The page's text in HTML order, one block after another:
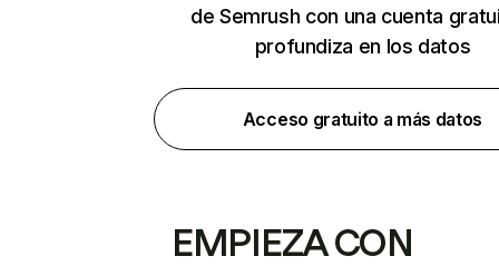
de Semrush con una cuenta
profundiza en los datos
Acceso gratuito a más datos
EMPIEZA CON